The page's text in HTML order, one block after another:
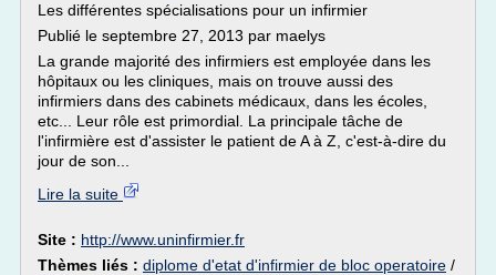
Les différentes spécialisations pour un infirmier
Publié le septembre 27, 2013 par maelys
La grande majorité des infirmiers est employée dans les
hôpitaux ou les cliniques, mais on trouve aussi des
infirmiers dans des cabinets médicaux, dans les écoles,
etc... Leur rôle est primordial. La principale tâche de
l'infirmière est d'assister le patient de A à Z, c'est-à-dire du
jour de son...
Lire la suite
Site : http://www.uninfirmier.fr
Thèmes liés : diplome d'etat d'infirmier de bloc operatoire /